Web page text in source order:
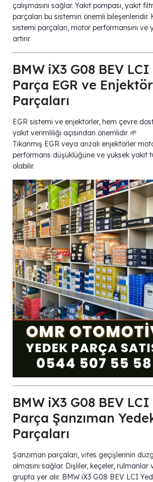
çalışmasını sağlar. Yakıt pompası, yakıt
parçaları bu sistemin önemli bileşenleridir.
sistemi parçaları, motor performansını ve
artırır.
BMW iX3 G08 BEV
Parça EGR ve Enjektör
Parçaları
EGR sistemi ve enjektörler, hem çevre
yakıt verimliliği açısından önemlidir 🌱
Tıkanmış EGR veya arızalı enjektörler
performans düşüklüğüne ve yüksek yakıt
olabilir.
BMW iX3 G08 BEV
Parça Şanzıman
Parçaları
Şanzıman parçaları, vites geçişlerinin
olmasını sağlar. Dişliler, keçeler,
grupta yer alır. BMW iX3 G08 BEV LCI